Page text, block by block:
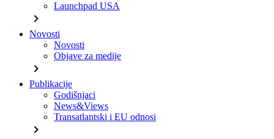
Launchpad USA
chevron_right
Novosti
Novosti
Objave za medije
chevron_right
Publikacije
Godišnjaci
News&Views
Transatlantski i EU odnosi
chevron_right